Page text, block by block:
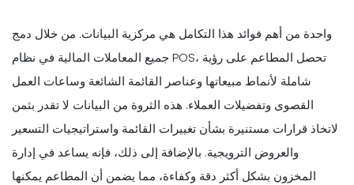
واحدة من أهم فوائد هذا التكامل هي مركزية البيانات. من خلال دمج
جميع المعاملات المالية في نظام POS، تحصل المطاعم على رؤية
شاملة لأنماط مبيعاتها وعناصر القائمة الشائعة وساعات العمل
القصوى وتفضيلات العملاء. هذه الثروة من البيانات لا تقدر بثمن
لاتخاذ قرارات مستنيرة بشأن تغييرات القائمة واستراتيجيات التسعير
والعروض الترويجية. بالإضافة إلى ذلك، فإنه يساعد في إدارة
المخزون بشكل أكثر دقة وكفاءة، مما يضمن أن المطاعم يمكنها